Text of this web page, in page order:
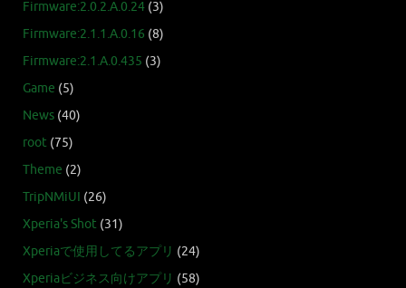
Firmware:2.0.2.A.0.24 (3)
Firmware:2.1.1.A.0.16 (8)
Firmware:2.1.A.0.435 (3)
Game (5)
News (40)
root (75)
Theme (2)
TripNMiUI (26)
Xperia's Shot (31)
Xperiaで使用してるアプリ (24)
Xperiaビジネス向けアプリ (58)